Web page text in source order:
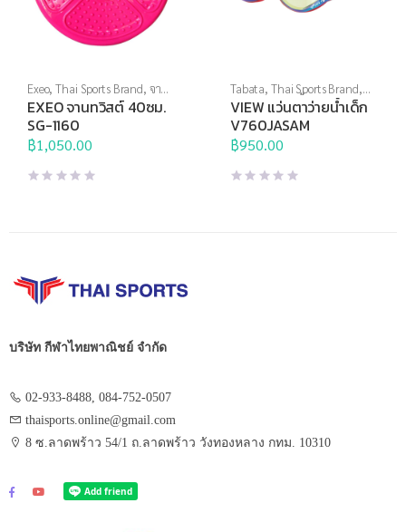
Exeo,Thai Sports Brand, จานท
วิสต์,อุปกรณ์บริหารกาย
EXEO จานทวิสต์ 40ซม.
SG-1160
฿1,050.00
Tabata, Thai Sports Brand,
View,กีฬาทางน้ำ,แว่นตาว่าย
น้ำ,แว่นตาว่ายน้ำสำหรับเด็ก,
แว่นตาว่ายน้ำแข่งขัน
VIEW แว่นตาว่ายน้ำเด็ก
V760JASAM
฿950.00
บริษัท กีฬาไทยพาณิชย์ จำกัด
02-933-8488, 084-752-0507
thaisports.online@gmail.com
8 ซ.ลาดพร้าว 54/1 ถ.ลาดพร้าว วังทองหลาง กทม. 10310